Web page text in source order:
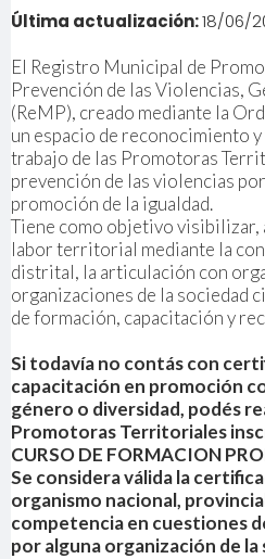
Última actualización:18/06/
El Registro Municipal de
Prevención de las Violencias,
(ReMP), creado mediante la
un espacio de reconocimiento
trabajo de las Promotoras
prevención de las violencias
promoción de la igualdad.
Tiene como objetivo
labor territorial mediante la
distrital, la articulación con
organizaciones de la sociedad
de formación, capacitación y
Si todavía no contás con
capacitación en promoción
género o diversidad, podés
Promotoras Territoriales
CURSO DE FORMACION
Se considera válida la
organismo nacional,
competencia en cuestiones
por alguna organización de la